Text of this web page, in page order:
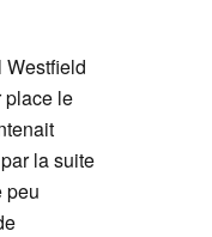
Westfield
place le
la suite
peu